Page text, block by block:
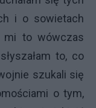
i o sowietach
mi to wówczas
to, co
szukali się
o tym,